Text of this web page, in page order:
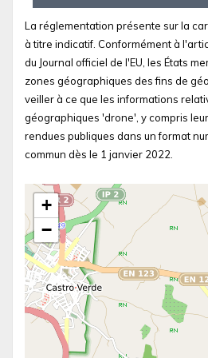
La réglementation présente sur la
à titre indicatif. Conformément à
du Journal officiel de l'EU, les États
zones géographiques des fins de
veiller à ce que les informations
géographiques 'drone', y compris
rendues publiques dans un format
commun dès le 1 janvier 2022.